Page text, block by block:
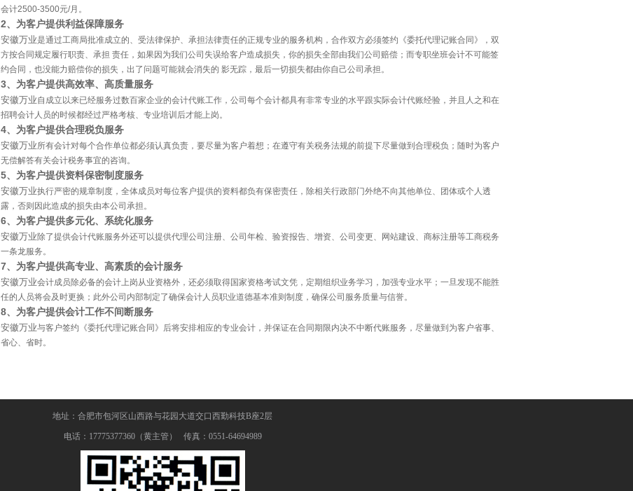
会计2500-3500元/月。
2、为客户提供利益保障服务
安徽万业是通过工商局批准成立的、受法律保护、承担法律责任的正规专业的服务机构，合作双方必须签约《委托代理记账合同》，双
方按合同规定履行职责、承担 责任，如果因为我们公司失误给客户造成损失，你的损失全部由我们公司赔偿；而专职坐班会计不可能签
约合同，也没能力赔偿你的损失，出了问题可能就会消失的 影无踪，最后一切损失都由你自己公司承担。
3、为客户提供高效率、高质量服务
安徽万业自成立以来已经服务过数百家企业的会计代账工作，公司每个会计都具有非常专业的水平跟实际会计代账经验，并且人之和在
招聘会计人员的时候都经过严格考核、专业培训后才能上岗。
4、为客户提供合理税负服务
安徽万业所有会计对每个合作单位都必须认真负责，要尽量为客户着想；在遵守有关税务法规的前提下尽量做到合理税负；随时为客户
无偿解答有关会计税务事宜的咨询。
5、为客户提供资料保密制度服务
安徽万业执行严密的规章制度，全体成员对每位客户提供的资料都负有保密责任，除相关行政部门外绝不向其他单位、团体或个人透
露，否则因此造成的损失由本公司承担。
6、为客户提供多元化、系统化服务
安徽万业除了提供会计代账服务外还可以提供代理公司注册、公司年检、验资报告、增资、公司变更、网站建设、商标注册等工商税务
一条龙服务。
7、为客户提供高专业、高素质的会计服务
安徽万业会计成员除必备的会计上岗从业资格外，还必须取得国家资格考试文凭，定期组织业务学习，加强专业水平；一旦发现不能胜
任的人员将会及时更换；此外公司内部制定了确保会计人员职业道德基本准则制度，确保公司服务质量与信誉。
8、为客户提供会计工作不间断服务
安徽万业与客户签约《委托代理记账合同》后将安排相应的专业会计，并保证在合同期限内决不中断代账服务，尽量做到为客户省事、
省心、省时。
地址：合肥市包河区山西路与花园大道交口西勤科技B座2层
电话：17775377360（黄主管） 传真：0551-64694989